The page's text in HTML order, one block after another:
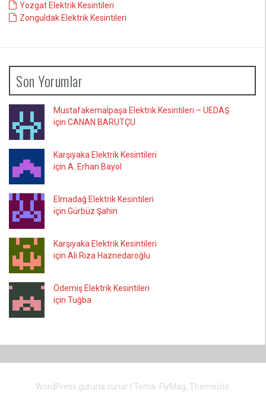
Yozgat Elektrik Kesintileri
Zonguldak Elektrik Kesintileri
Son Yorumlar
Mustafakemalpaşa Elektrik Kesintileri – UEDAŞ
için CANAN BARUTÇU
Karşıyaka Elektrik Kesintileri
için A. Erhan Bayol
Elmadağ Elektrik Kesintileri
için Gürbüz Şahin
Karşıyaka Elektrik Kesintileri
için Ali Rıza Haznedaroğlu
Ödemiş Elektrik Kesintileri
için Tuğba
WordPress gururla sunar Tema: FlyMag, Themeisle.